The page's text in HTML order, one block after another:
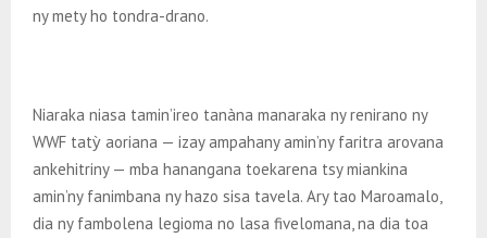
ny mety ho tondra-drano.
Niaraka niasa tamin’ireo tanàna manaraka ny renirano ny
WWF tatỳ aoriana — izay ampahany amin’ny faritra arovana
ankehitriny — mba hanangana toekarena tsy miankina
amin’ny fanimbana ny hazo sisa tavela. Ary tao Maroamalo,
dia ny fambolena legioma no lasa fivelomana, na dia toa